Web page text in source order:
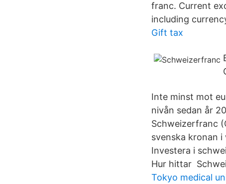
franc. Current
including
Gift tax
Inte minst mot
nivån sedan år
Schweizerfranc
svenska kronan
Investera i
Hur hittar
Tokyo medical